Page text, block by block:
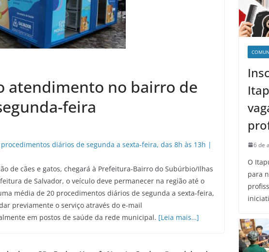
atendimento no bairro de
feira
de cães e gatos, chegará à Prefeitura-Bairro do Subúrbio/Ilhas
de Salvador, o veículo deve permanecer na região até o
média de 20 procedimentos diários de segunda a sexta-feira,
previamente o serviço através do e-mail
em postos de saúde da rede municipal. [Leia mais…]
6 de
O
para